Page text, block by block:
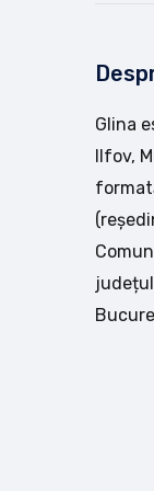
Glina
Ilfov,